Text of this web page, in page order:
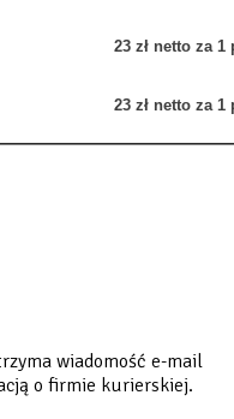
23 zł netto za 1
23 zł netto za 1
wiadomość e-mail
o firmie kurierskiej.